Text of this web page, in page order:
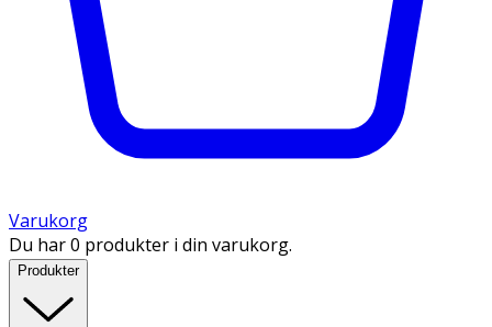
Varukorg
Du har 0 produkter i din varukorg.
Produkter